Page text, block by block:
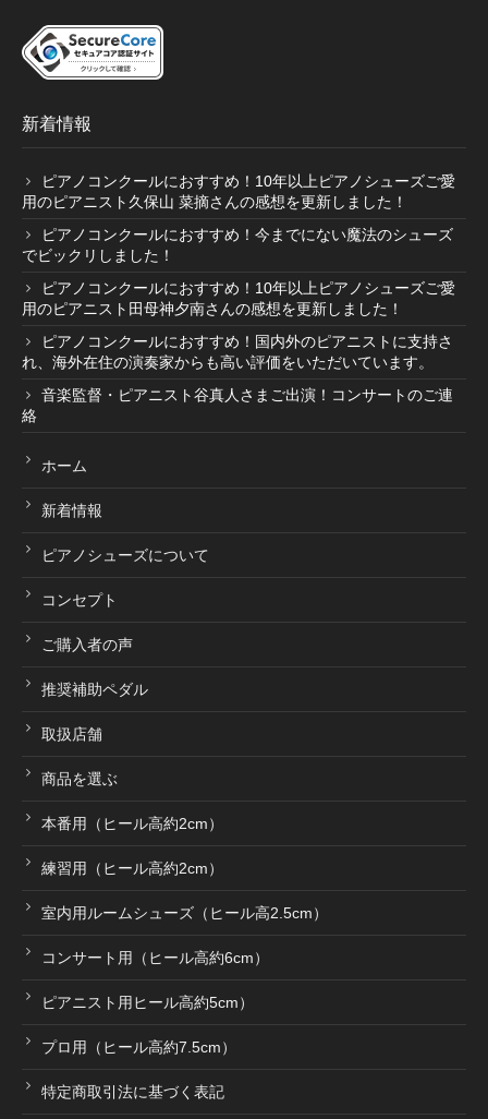
新着情報
ピアノコンクールにおすすめ！10年以上ピアノシューズご愛
用のピアニスト久保山 菜摘さんの感想を更新しました！
ピアノコンクールにおすすめ！今までにない魔法のシューズ
でビックリしました！
ピアノコンクールにおすすめ！10年以上ピアノシューズご愛
用のピアニスト田母神夕南さんの感想を更新しました！
ピアノコンクールにおすすめ！国内外のピアニストに支持さ
れ、海外在住の演奏家からも高い評価をいただいています。
音楽監督・ピアニスト谷真人さまご出演！コンサートのご連
絡
ホーム
新着情報
ピアノシューズについて
コンセプト
ご購入者の声
推奨補助ペダル
取扱店舗
商品を選ぶ
本番用（ヒール高約2cm）
練習用（ヒール高約2cm）
室内用ルームシューズ（ヒール高2.5cm）
コンサート用（ヒール高約6cm）
ピアニスト用ヒール高約5cm）
プロ用（ヒール高約7.5cm）
特定商取引法に基づく表記